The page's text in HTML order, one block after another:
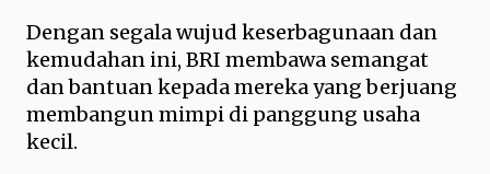
Dengan segala wujud keserbagunaan dan
kemudahan ini, BRI membawa semangat
dan bantuan kepada mereka yang berjuang
membangun mimpi di panggung usaha
kecil.